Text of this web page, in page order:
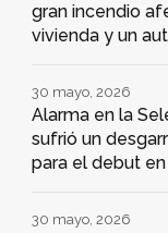
gran incendio
vivienda y un
Alarma en la
sufrió un
para el debut
30 mayo, 2026
30 mayo, 2026